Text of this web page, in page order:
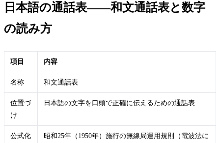
日本語の通話表――和文通話表と数字
の読み方
項目 内容
名称 和文通話表
位置づ
け
日本語の文字を口頭で正確に伝えるための通話表
公式化
昭和25年（1950年）施行の無線局運用規則（電波法に